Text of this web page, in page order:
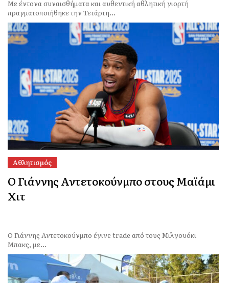
Με έντονα συναισθήματα και αυθεντική αθλητική γιορτή
πραγματοποιήθηκε την Τετάρτη...
Αθλητισμός
Ο Γιάννης Αντετοκούνμπο στους Μαϊάμι
Χιτ
Ο Γιάννης Αντετοκούνμπο έγινε trade από τους Μιλγουόκι
Μπακς, με...